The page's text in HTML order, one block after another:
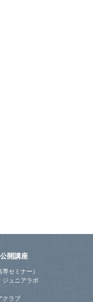
開講座
セミナー）
ジュニアラボ
クラブ